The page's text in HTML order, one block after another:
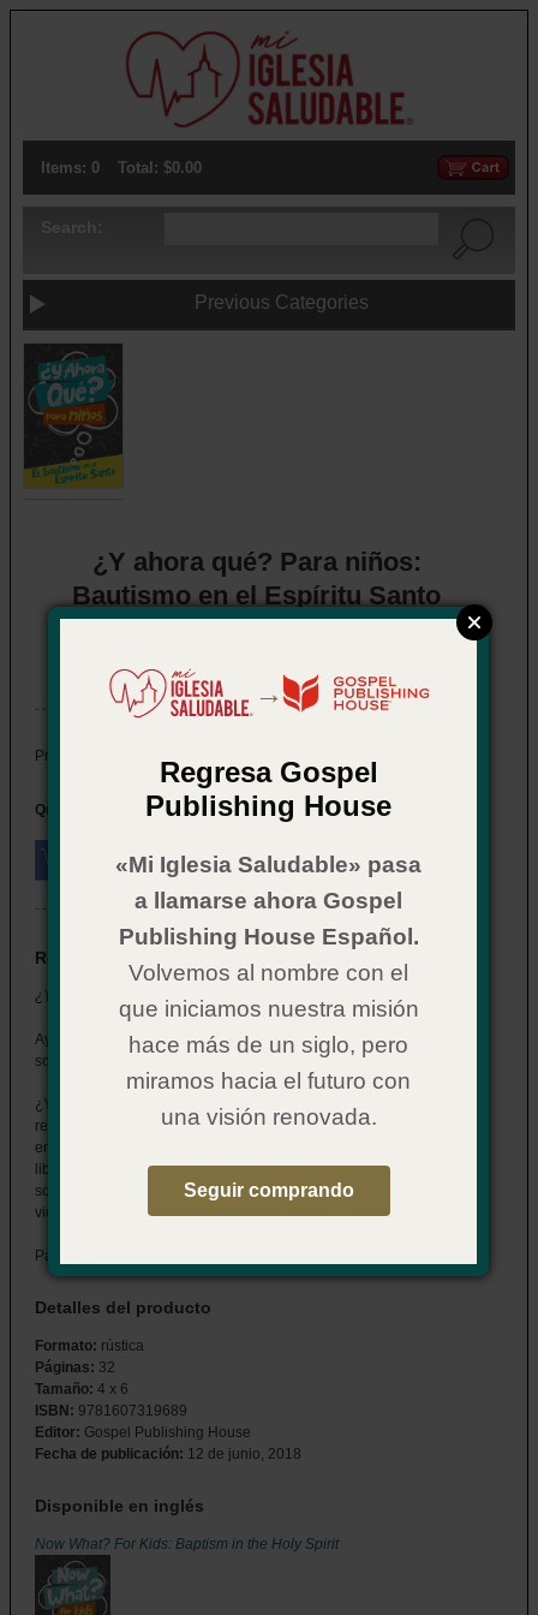
Items: 0 Total: $0.00
Previous Categories
¿Y ahora qué? Para niños:
Bautismo en el Espíritu Santo
In Stock
Price:
Quantity:
Resumen
¿Y ahora qué? Para niños: Bautismo en el Espíritu Santo
Ayude a los niños en su iglesia a entender lo que sucede cuando
son bautizados en el Espíritu Santo.
¿Y ahora qué? Para niños: Bautismo en el Espíritu Santo tiene las
respuestas que los niños necesitan en un formato que ellos pueden
entender. Diseñado para ser leído con un líder u otro adulto, este
librito ayudará a su equipo a responder las preguntas de los niños
sobre quien es el Espíritu Santo y que significa Su bautismo para la
vida de ellos.
Para 9 a 12 años de edad.
Detalles del producto
Formato: rústica
Páginas: 32
Tamaño: 4 x 6
ISBN: 9781607319689
Editor: Gospel Publishing House
Fecha de publicación: 12 de junio, 2018
Disponible en inglés
Now What? For Kids: Baptism in the Holy Spirit
→
Regresa Gospel
Publishing House
«Mi Iglesia Saludable» pasa
a llamarse ahora Gospel
Publishing House Español.
Volvemos al nombre con el
que iniciamos nuestra misión
hace más de un siglo, pero
miramos hacia el futuro con
una visión renovada.
Seguir comprando